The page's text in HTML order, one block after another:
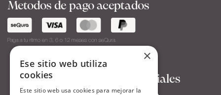
Metodos de pago aceptados
Paga a tu ritmo en 3, 6 o 12 meses con seQura.
Síguenos en Redes Sociales
×
Ese sitio web utiliza
cookies
Este sitio web usa cookies para mejorar la